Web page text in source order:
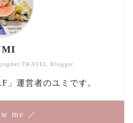
TRAVEL Blogger
」運営者のユミです。
me ／